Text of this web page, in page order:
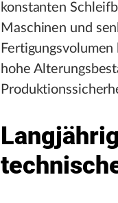
konstanten
Maschinen und
hohe